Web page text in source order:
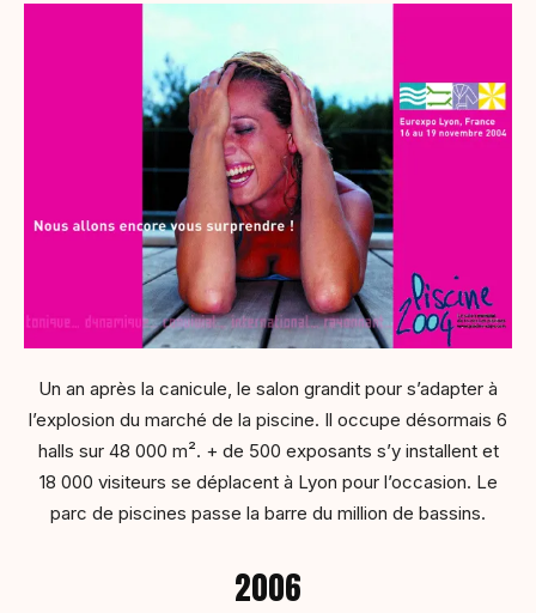
Un an après la canicule, le salon grandit pour s’adapter à
l’explosion du marché de la piscine. Il occupe désormais 6
halls sur 48 000 m². + de 500 exposants s’y installent et
18 000 visiteurs se déplacent à Lyon pour l’occasion. Le
parc de piscines passe la barre du million de bassins.
2006